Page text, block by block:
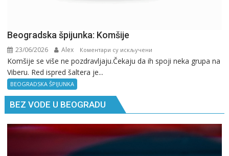
Beogradska špijunka: Komšije
23/06/2026 Alex Коментари су искључени
Beogradska
Komšije se više ne pozdravljaju.Čekaju da ih spoji neka grupa na
Viberu. Red ispred šaltera je...
BEOGRADSKA ŠPIJUNKA
BEZ VODE U BEOGRADU